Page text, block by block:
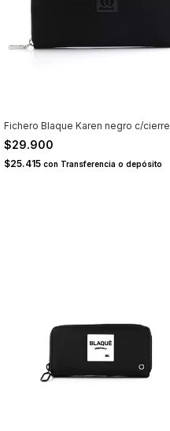
Fichero Blaque Karen negro c/cierre
$29.900
$25.415 con Transferencia o depósito